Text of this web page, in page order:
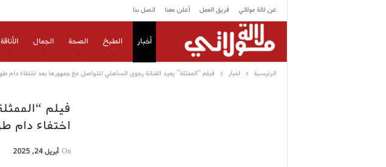
عن لالة مولاتي فريق العمل أعلن معنا اتصل بنا
أخبار الطبخ الصحة الجمال الأناقة
الرئيسية اخبار فيلم “الممثلة” يعيد الفنانة رجوى الساهلي للتواصل مع جمهورها بعد اختفاء دام
فيلم
اختفاء دام
On أبريل 24, 2025